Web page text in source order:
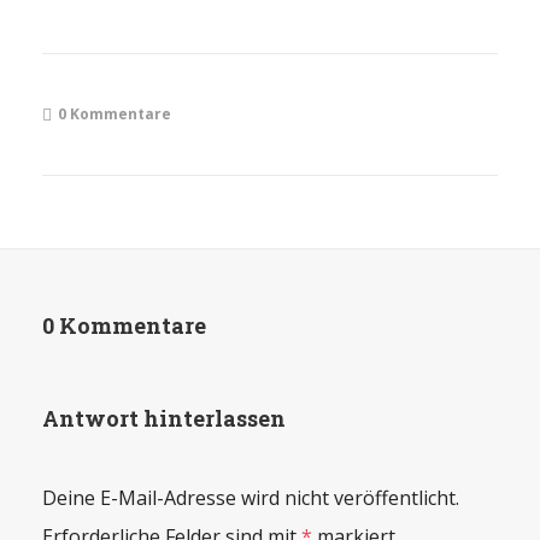
0 Kommentare
0 Kommentare
Antwort hinterlassen
Deine E-Mail-Adresse wird nicht veröffentlicht.